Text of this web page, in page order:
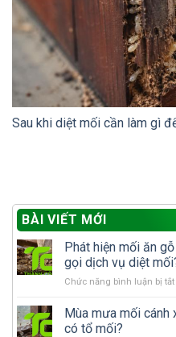
Sau khi diệt mối cần làm gì
BÀI VIẾT MỚI
Phát hiện mối ăn
gọi dịch vụ diệt
Chức năng bình luận bị tắtở
Mùa mưa mối cánh
có tổ mối?